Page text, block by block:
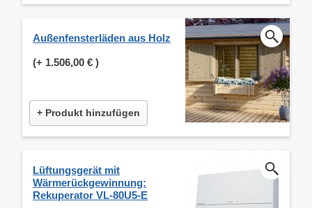
Außenfensterläden aus Holz
(+ 1.506,00 € )
+ Produkt hinzufügen
Lüftungsgerät mit
Wärmerückgewinnung:
Rekuperator VL-80U5-E